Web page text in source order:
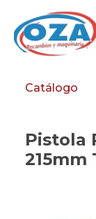
Catálogo
Pistola
215mm